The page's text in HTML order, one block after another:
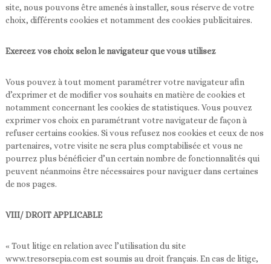
site, nous pouvons être amenés à installer, sous réserve de votre
choix, différents cookies et notamment des cookies publicitaires.
Exercez vos choix selon le navigateur que vous utilisez
Vous pouvez à tout moment paramétrer votre navigateur afin
d’exprimer et de modifier vos souhaits en matière de cookies et
notamment concernant les cookies de statistiques. Vous pouvez
exprimer vos choix en paramétrant votre navigateur de façon à
refuser certains cookies. Si vous refusez nos cookies et ceux de nos
partenaires, votre visite ne sera plus comptabilisée et vous ne
pourrez plus bénéficier d’un certain nombre de fonctionnalités qui
peuvent néanmoins être nécessaires pour naviguer dans certaines
de nos pages.
VIII/ DROIT APPLICABLE
« Tout litige en relation avec l’utilisation du site
www.tresorsepia.com est soumis au droit français. En cas de litige,